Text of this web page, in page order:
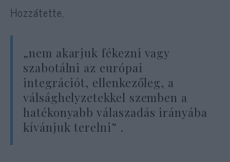
Hozzátette,
„nem akarjuk fékezni vagy
szabotálni az európai
integrációt, ellenkezőleg, a
válsághelyzetekkel szemben a
hatékonyabb válaszadás irányába
kívánjuk terelni” .